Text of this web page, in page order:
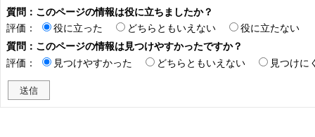
質問：このページの情報は役に立ちましたか？
評価：
役に立った どちらともいえない
役に立たない
質問：このページの情報は見つけやすかったですか？
評価：
見つけやすかった どちらともいえない 見つけに